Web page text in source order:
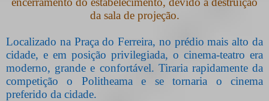
da sala de projeção.
Localizado na Praça do Ferreira, no prédio mais alto da
cidade, e em posição privilegiada, o cinema-teatro era
moderno, grande e confortável. Tiraria rapidamente da
competição o Politheama e se tornaria o cinema
preferido da cidade.